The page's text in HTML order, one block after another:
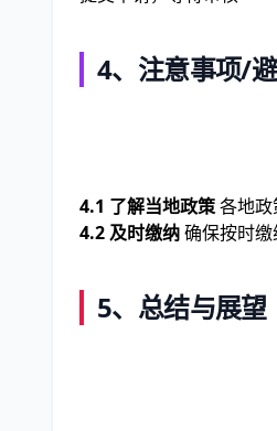
4、注意事项/
4.1 了解当地政策各地政
4.2 及时缴纳确保按时缴
5、总结与展望